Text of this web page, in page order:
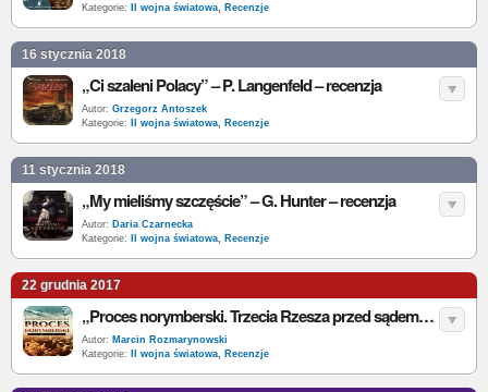
Kategorie:
II wojna światowa, Recenzje
16 stycznia 2018
„Ci szaleni Polacy” – P. Langenfeld – recenzja
Autor: Grzegorz Antoszek
Kategorie:
II wojna światowa, Recenzje
11 stycznia 2018
„My mieliśmy szczęście” – G. Hunter – recenzja
Autor: Daria Czarnecka
Kategorie:
II wojna światowa, Recenzje
22 grudnia 2017
„Proces norymberski. Trzecia Rzesza przed sądem” – J. J. Heydecker, J. Leeb – recenzja
Autor: Marcin Rozmarynowski
Kategorie:
II wojna światowa, Recenzje